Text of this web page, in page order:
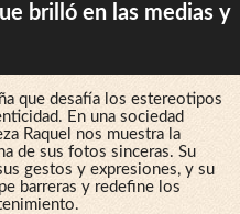
brilló en las medias y
que desafía los estereotipos
En una sociedad
Raquel nos muestra la
de sus fotos sinceras. Su
gestos y expresiones, y su
barreras y redefine los